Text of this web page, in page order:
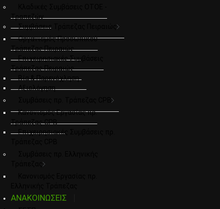
Τραπεζών
Συμβάσεις Τράπεζας Πειραιώς
Οργανισμός Προσωπικού
Τράπεζας Πειραιώς
Επιχειρησιακές Συμβάσεις
Τράπεζας Πειραιώς
Βία & Παρενόχληση
Αξιολόγηση
Συμβάσεις πρ. Τράπεζας CPB
Κανονισμός Εργασίας πρ.
Τράπεζας CPB
Επιχειρησιακές Συμβάσεις πρ.
Τράπεζας
ΑΝΑΚΟΙΝΩΣΕΙΣ